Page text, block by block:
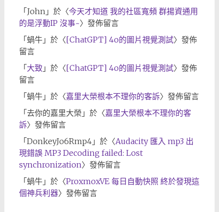
「John 」於〈今天才知道 我的社區寬頻 群揚資通用
的是浮動IP 沒事~〉發佈留言
「蝸牛」於〈[ChatGPT] 4o的圖片視覺測試〉發佈
留言
「大致 」於〈[ChatGPT] 4o的圖片視覺測試〉發佈
留言
「蝸牛」於〈嘉里大榮根本不理你的客訴〉發佈留言
「去你的嘉里大榮 」於〈嘉里大榮根本不理你的客
訴〉發佈留言
「DonkeyJo6Rmp4」於〈Audacity 匯入 mp3 出
現錯誤 MP3 Decoding failed: Lost
synchronization〉發佈留言
「蝸牛」於〈ProxmoxVE 每日自動快照 終於發現這
個神兵利器〉發佈留言